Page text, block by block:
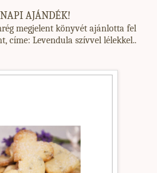
AJÁNDÉK!
megjelent könyvét ajánlotta fel
címe: Levendula szívvel lélekkel..